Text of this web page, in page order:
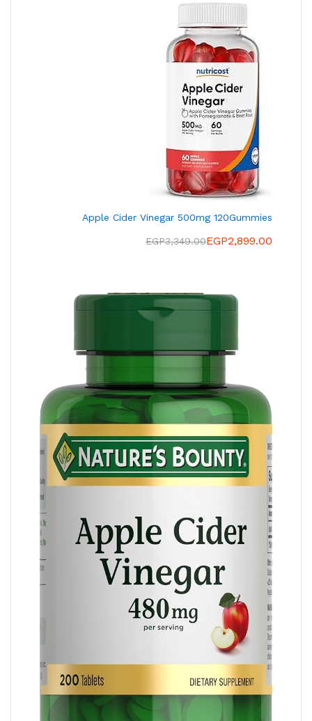
Apple Cider Vinegar 500mg 120Gummies
EGP2,899.00
EGP3,349.00